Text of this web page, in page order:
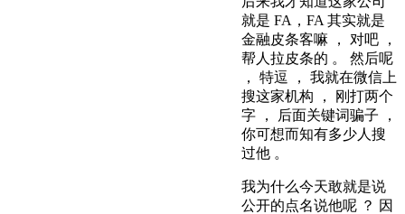
就是 FA，FA 其实就是
金融皮条客嘛 ， 对吧 ，
帮人拉皮条的 。 然后呢
， 特逗 ， 我就在微信上
搜这家机构 ， 刚打两个
字 ， 后面关键词骗子 ，
你可想而知有多少人搜
过他 。
我为什么今天敢就是说
公开的点名说他呢 ？ 因